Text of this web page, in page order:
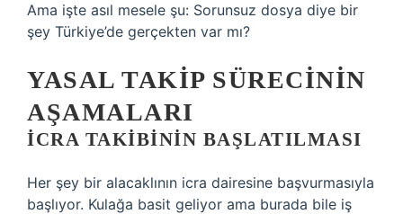
Ama işte asıl mesele şu: Sorunsuz dosya diye bir
şey Türkiye’de gerçekten var mı?
YASAL TAKIP SÜRECININ
AŞAMALARI
İCRA TAKIBININ BAŞLATILMASI
Her şey bir alacaklının icra dairesine başvurmasıyla
başlıyor. Kulağa basit geliyor ama burada bile iş